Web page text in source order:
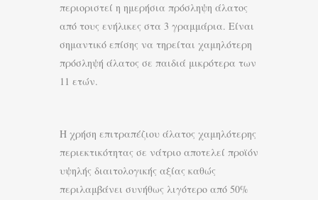
περιοριστεί η ημερήσια πρόσληψη άλατος
από τους ενήλικες στα 3 γραμμάρια. Είναι
σημαντικό επίσης να τηρείται χαμηλότερη
πρόσληψή άλατος σε παιδιά μικρότερα των
11 ετών.
Η χρήση επιτραπέζιου άλατος χαμηλότερης
περιεκτικότητας σε νάτριο αποτελεί προϊόν
υψηλής διαιτολογικής αξίας καθώς
περιλαμβάνει συνήθως λιγότερο από 50%